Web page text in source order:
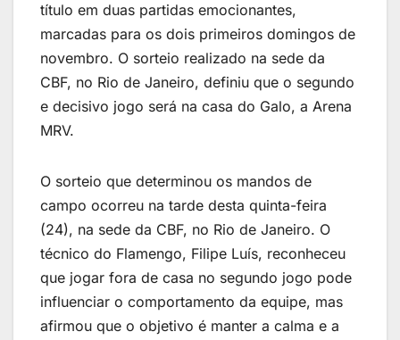
título em duas partidas emocionantes,
marcadas para os dois primeiros domingos de
novembro. O sorteio realizado na sede da
CBF, no Rio de Janeiro, definiu que o segundo
e decisivo jogo será na casa do Galo, a Arena
MRV.
O sorteio que determinou os mandos de
campo ocorreu na tarde desta quinta-feira
(24), na sede da CBF, no Rio de Janeiro. O
técnico do Flamengo, Filipe Luís, reconheceu
que jogar fora de casa no segundo jogo pode
influenciar o comportamento da equipe, mas
afirmou que o objetivo é manter a calma e a